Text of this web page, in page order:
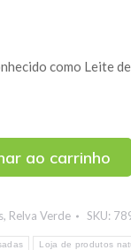
como Leite
ao carrinho
, Relva Verde SKU:
Loja de produtos